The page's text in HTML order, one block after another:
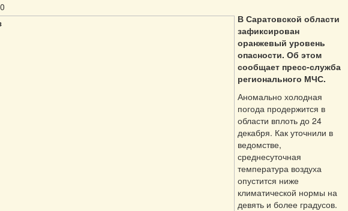
В Саратовской области
зафиксирован
оранжевый уровень
опасности. Об этом
сообщает пресс-служба
регионального МЧС.
Аномально холодная
погода продержится в
области вплоть до 24
декабря. Как уточнили в
ведомстве,
среднесуточная
температура воздуха
опустится ниже
климатической нормы на
девять и более градусов.